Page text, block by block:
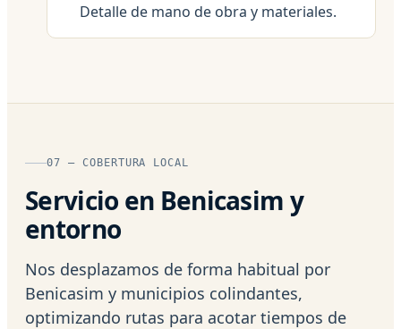
Detalle de mano de obra y materiales.
07 — COBERTURA LOCAL
Servicio en Benicasim y
entorno
Nos desplazamos de forma habitual por
Benicasim y municipios colindantes,
optimizando rutas para acotar tiempos de